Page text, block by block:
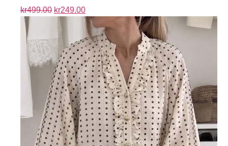
kr499.00 kr249.00